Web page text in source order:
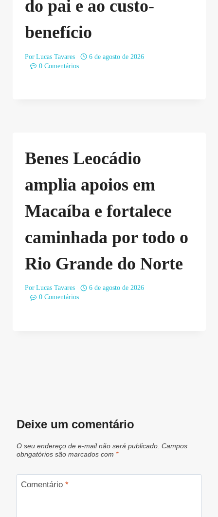
do pai e ao custo-
benefício
Por Lucas Tavares
6 de agosto de 2026
0 Comentários
Benes Leocádio
amplia apoios em
Macaíba e fortalece
caminhada por todo o
Rio Grande do Norte
Por Lucas Tavares
6 de agosto de 2026
0 Comentários
Deixe um comentário
O seu endereço de e-mail não será publicado. Campos
obrigatórios são marcados com *
Comentário *